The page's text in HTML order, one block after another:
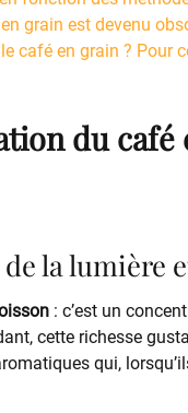
grain est devenu
café en grain ? Pour
du
de la lumière
: c’est un
cette richesse
qui,